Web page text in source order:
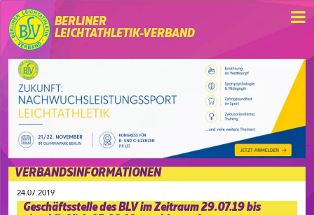
BERLINER
LEICHTATHLETIK-VERBAND
VERBANDSINFORMATIONEN
24.07.2019
Geschäftsstelle des BLV im Zeitraum 29.07.19 bis